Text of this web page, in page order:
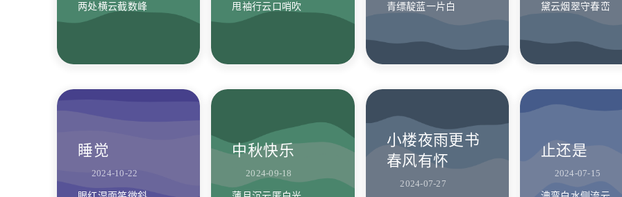
两处横云截数峰 甩袖行云口哨吹 青缥靛蓝一片白 黛云烟翠守春峦
睡觉
2024-10-22
中秋快乐
2024-09-18
小楼夜雨更书
春风有怀
2024-07-27
止还是
2024-07-15